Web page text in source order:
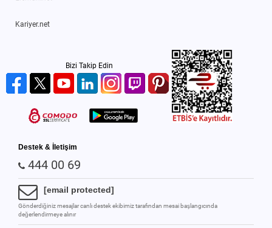
Kariyer.net
Bizi Takip Edin
Destek & İletişim
444 00 69
[email protected]
Gönderdiğiniz mesajlar canlı destek ekibimiz tarafından mesai başlangıcında
değerlendirmeye alınır